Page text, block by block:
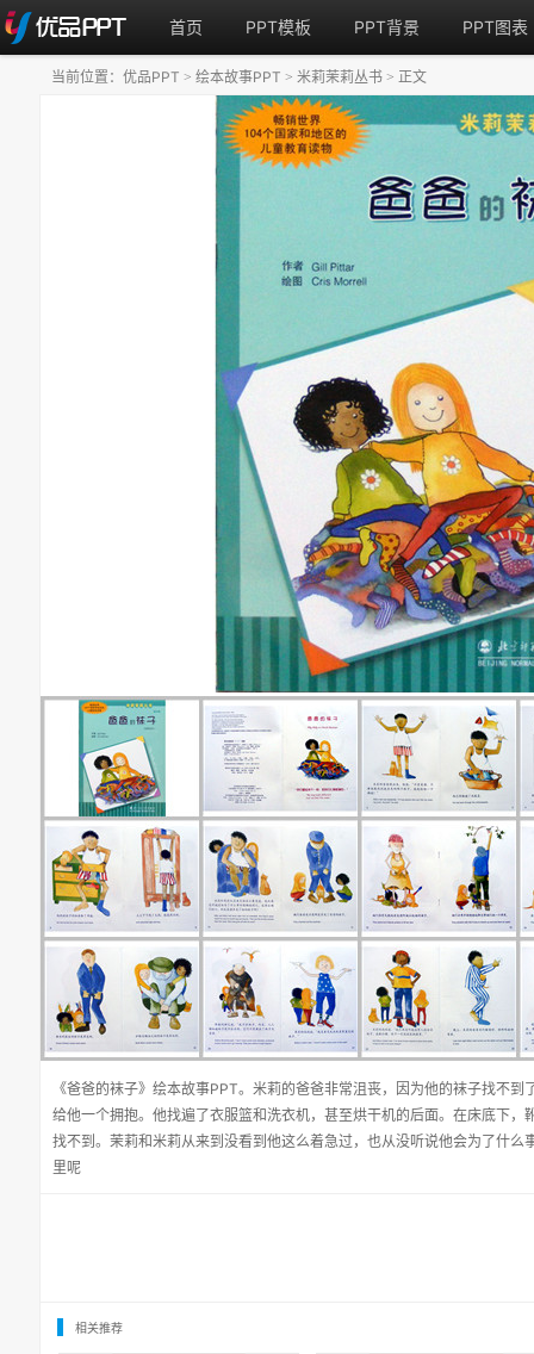
首页 PPT模板 PPT背景 PPT图表
《爸爸的袜子》绘本故事PPT。米莉的爸爸非常沮丧，因为他的袜子找不
给他一个拥抱。他找遍了衣服篮和洗衣机，甚至烘干机的后面。在床底下
找不到。茉莉和米莉从来到没看到他这么着急过，也从没听说他会为了什
里呢
当前位置： 优品PPT > 绘本故事PPT > 米莉茉莉丛书 > 正文
相关推荐